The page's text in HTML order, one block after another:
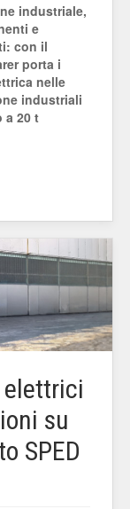
industriale,
e
con il
porta i
nelle
industriali
a 20 t
su
SPED